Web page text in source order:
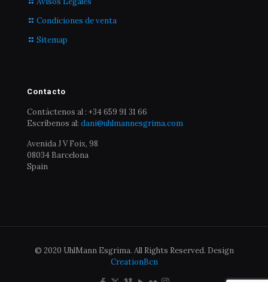
Condiciones de venta
Sitemap
Contacto
Contáctenos al : +34 659 91 31 66
Escríbenos al: dani@uhlmannesgrima.com
Avenida J V Foix, 98
08034 Barcelona
Spain
© 2020 UhlMann Esgrima. All Rights Reserved. Design
CreationBcn